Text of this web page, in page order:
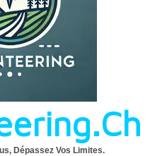
Dépassez Vos Limites.